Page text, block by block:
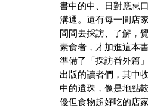
書中的中、日對應忌
溝通。還有每一間店
間間去採訪、了解，
素食者，才加進這本
準備了「採訪番外篇
出版的讀者們，其中
中的遺珠，像是地點
優但食物超好吃的店家